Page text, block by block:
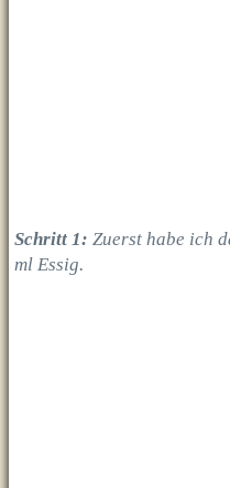
Schritt 1: Zuerst habe ich
ml Essig.